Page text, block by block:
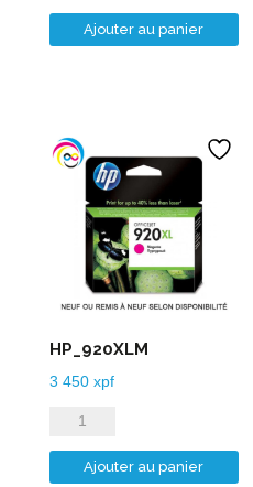
de
HP_920XLB
Ajouter au panier
HP_920XLM
3 450 xpf
quantité
de
HP_920XLM
Ajouter au panier